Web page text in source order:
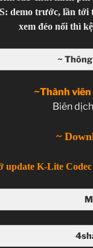
demo trước, lần tới
xem đéo nổi thì
~
~Thành
Biên
~
update K-Lite